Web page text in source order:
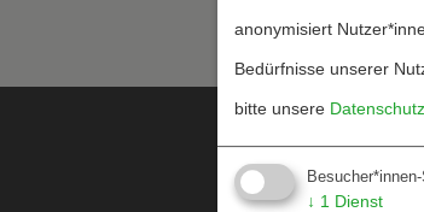
Kontakt
anonymisiert
Bedürfnisse unserer
bitte unsere
↓ 1 Dienst